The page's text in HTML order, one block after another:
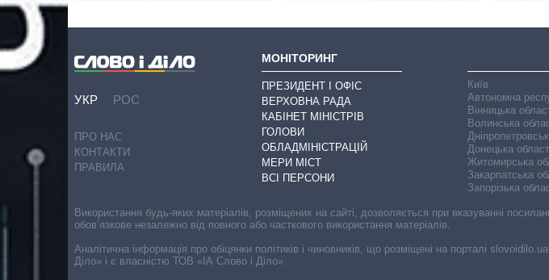
УКР РОС
ПРО НАС
КОНТАКТИ
ПРАВИЛА
МОНІТОРИНГ
ПРЕЗИДЕНТ І ОФІС
ВЕРХОВНА РАДА
КАБІНЕТ МІНІСТРІВ
ГОЛОВИ
ОБЛАДМІНІСТРАЦІЙ
МЕРИ МІСТ
ВСІ ПЕРСОНИ
Київ
Автономна
Вінницька
Волинська
Донецька
Житомирська
Закарпатська
Запорізька
Використання будь-яких матеріалів, розміщених на сайті, дозволяється при вказуванні
обов’язкове незалежно від повного або часткового використання матеріалів.
Аналітична інформація про обіцянки політиків і чиновників, що розміщені на порталі
Діло» і є власністю ТОВ «ІА Слово і Діло».